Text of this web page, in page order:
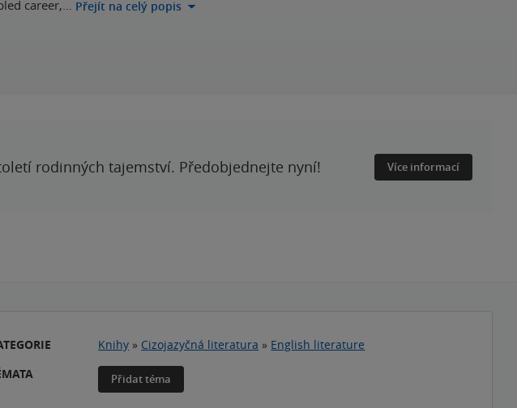
career,… Přejít na celý popis
rodinných tajemství. Předobjednejte nyní! Více informací
Knihy » Cizojazyčná literatura » English literature
Přidat téma